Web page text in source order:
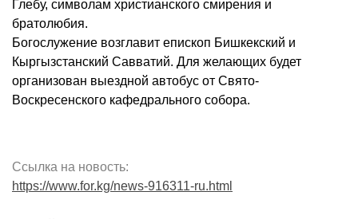
Глебу, символам христианского смирения и
братолюбия.
Богослужение возглавит епископ Бишкекский и
Кыргызстанский Савватий. Для желающих будет
организован выездной автобус от Свято-
Воскресенского кафедрального собора.
Ссылка на новость:
https://www.for.kg/news-916311-ru.html